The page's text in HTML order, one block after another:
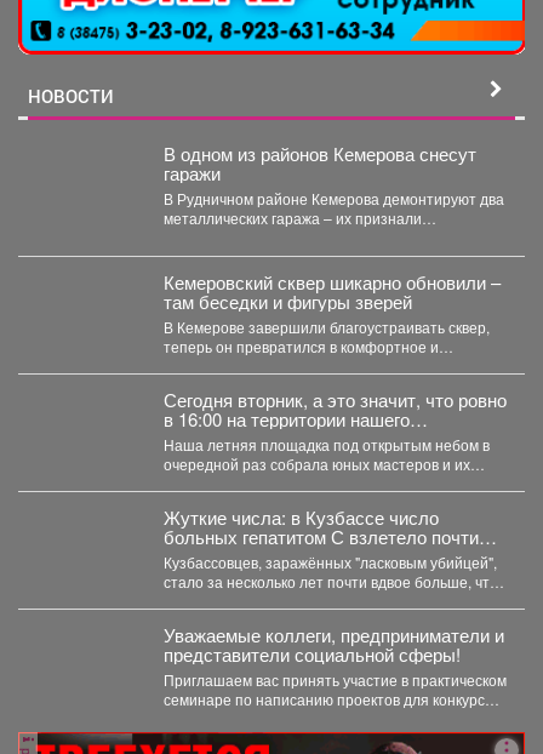
НОВОСТИ
В одном из районов Кемерова снесут
гаражи
В Рудничном районе Кемерова демонтируют два
металлических гаража – их признали
Кемеровский сквер шикарно обновили –
там беседки и фигуры зверей
В Кемерове завершили благоустраивать сквер,
теперь он превратился в комфортное и
Сегодня вторник, а это значит, что ровно
в 16:00 на территории нашего
выставочного зала снова закипела
большая творческая работа.
Наша летняя площадка под открытым небом в
очередной раз собрала юных мастеров и их
Жуткие числа: в Кузбассе число
больных гепатитом С взлетело почти
вдвое
Кузбассовцев, заражённых "ласковым убийцей",
стало за несколько лет почти вдвое больше, что
Уважаемые коллеги, предприниматели и
представители социальной сферы!
Приглашаем вас принять участие в практическом
семинаре по написанию проектов для конкурсов